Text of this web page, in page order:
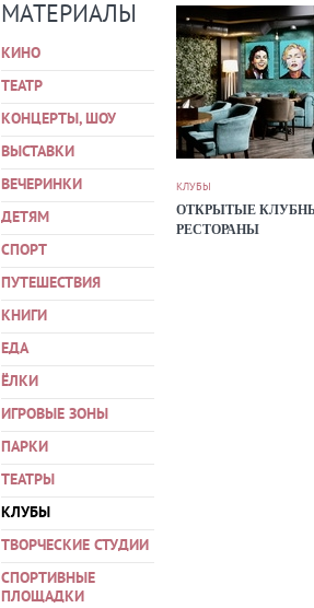
МАТЕРИАЛЫ
КИНО
ТЕАТР
КОНЦЕРТЫ, ШОУ
ВЫСТАВКИ
ВЕЧЕРИНКИ
ДЕТЯМ
СПОРТ
ПУТЕШЕСТВИЯ
КНИГИ
ЕДА
ЁЛКИ
ИГРОВЫЕ ЗОНЫ
ПАРКИ
ТЕАТРЫ
КЛУБЫ
ТВОРЧЕСКИЕ СТУДИИ
СПОРТИВНЫЕ
ПЛОЩАДКИ
КЛУБЫ
ОТКРЫТЫЕ
РЕСТОРАНЫ